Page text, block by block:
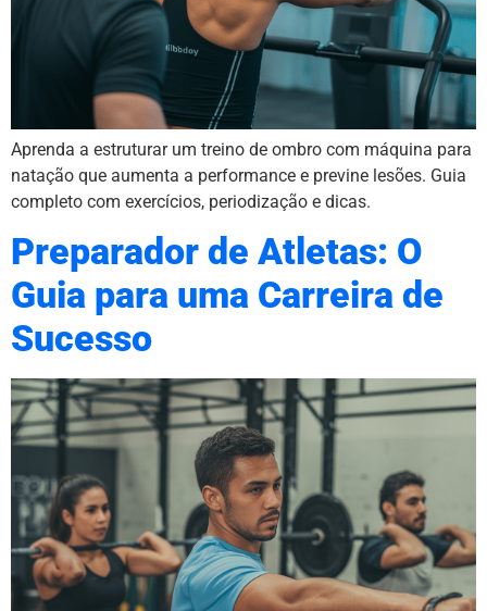
Aprenda a estruturar um treino de ombro com máquina para
natação que aumenta a performance e previne lesões. Guia
completo com exercícios, periodização e dicas.
Preparador de Atletas: O
Guia para uma Carreira de
Sucesso